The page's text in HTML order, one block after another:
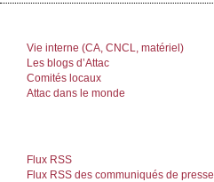
Vie interne (CA, CNCL, matériel)
Les blogs d’Attac
Comités locaux
Attac dans le monde
Flux RSS
Flux RSS des communiqués de presse